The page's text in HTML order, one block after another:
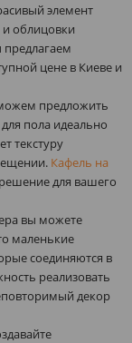
элемент
облицовки
предлагаем
цене в Киеве и
предложить
пола идеально
текстуру
Кафель на
для вашего
вы можете
маленькие
соединяются в
реализовать
декор